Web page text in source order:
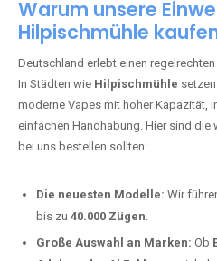
Warum unsere
Hilpischmühle
Deutschland erlebt einen
In Städten wie Hilpischmühle
moderne Vapes mit hoher Kapazität,
einfachen Handhabung. Hier sind die
bei uns bestellen sollten:
Die neuesten Modelle: Wir
bis zu 40.000 Zügen.
Große Auswahl an Marken: Ob